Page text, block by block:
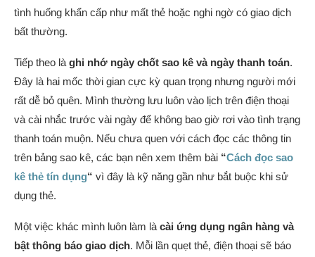
tình huống khẩn cấp như mất thẻ hoặc nghi ngờ có giao dịch
bất thường.
Tiếp theo là ghi nhớ ngày chốt sao kê và ngày thanh toán.
Đây là hai mốc thời gian cực kỳ quan trọng nhưng người mới
rất dễ bỏ quên. Mình thường lưu luôn vào lịch trên điện thoại
và cài nhắc trước vài ngày để không bao giờ rơi vào tình trạng
thanh toán muộn. Nếu chưa quen với cách đọc các thông tin
trên bảng sao kê, các bạn nên xem thêm bài “Cách đọc sao
kê thẻ tín dụng“ vì đây là kỹ năng gần như bắt buộc khi sử
dụng thẻ.
Một việc khác mình luôn làm là cài ứng dụng ngân hàng và
bật thông báo giao dịch. Mỗi lần quẹt thẻ, điện thoại sẽ báo